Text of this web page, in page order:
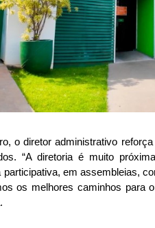
o diretor administrativo
“A diretoria é muito
participativa, em assembleias,
os melhores caminhos para